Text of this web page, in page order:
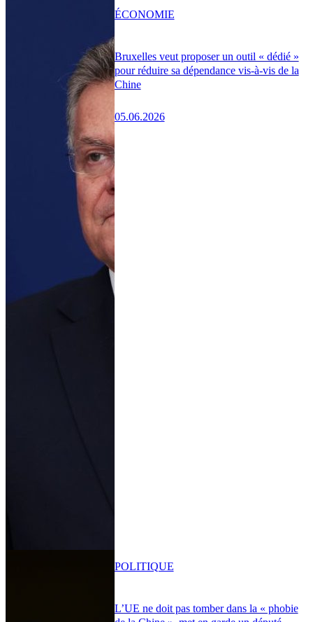
Bruxelles veut proposer un outil « dédié »
pour réduire sa dépendance vis-à-vis de la
Chine
05.06.2026
ÉCONOMIE
L’UE ne doit pas tomber dans la « phobie
POLITIQUE